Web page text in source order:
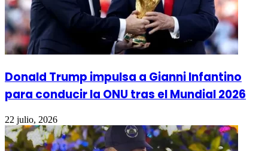
Donald Trump impulsa a Gianni Infantino
para conducir la ONU tras el Mundial 2026
22 julio, 2026